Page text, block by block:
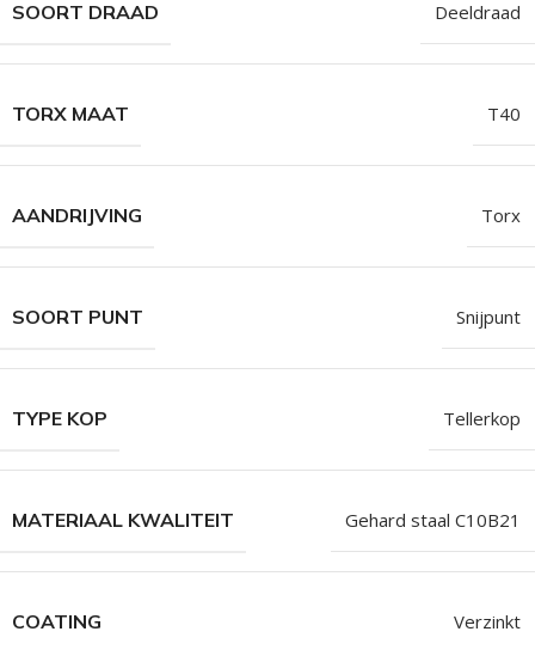
SOORT DRAAD Deeldraad
TORX MAAT T40
AANDRIJVING Torx
SOORT PUNT Snijpunt
TYPE KOP Tellerkop
MATERIAAL KWALITEIT Gehard staal C10B21
COATING Verzinkt